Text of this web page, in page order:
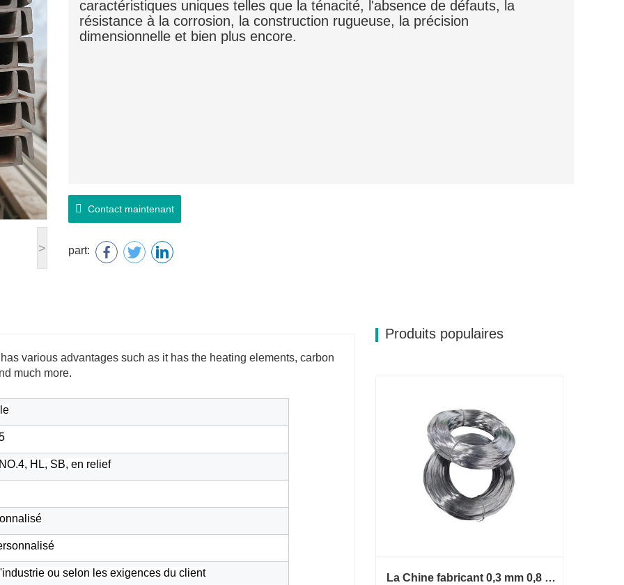
>
caractéristiques uniques telles que la ténacité, l'absence de défauts, la
résistance à la corrosion, la construction rugueuse, la précision
dimensionnelle et bien plus encore.
Contact maintenant
part:
various advantages such as it has the heating elements, carbon
much more.
HL, SB, en relief
ou selon les exigences du client
Produits populaires
La Chine fabricant 0,3 mm 0,8 mm 1,25 mm 2 mm de fil d'acier galvanisé